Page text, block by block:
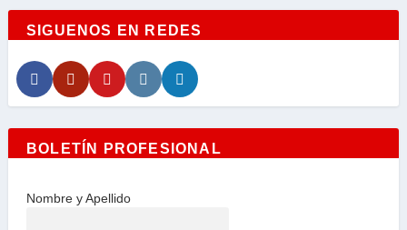
SIGUENOS EN REDES
BOLETÍN PROFESIONAL
Nombre y Apellido